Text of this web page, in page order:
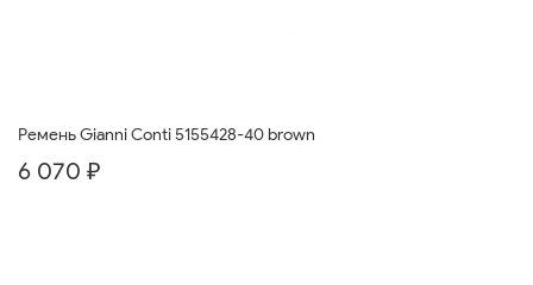
Ремень Gianni Conti 5155428-40 brown
6 070 ₽